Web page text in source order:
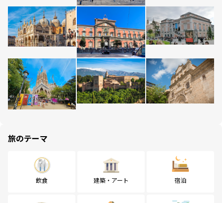
旅のテーマ
飲食 建築・アート 宿泊